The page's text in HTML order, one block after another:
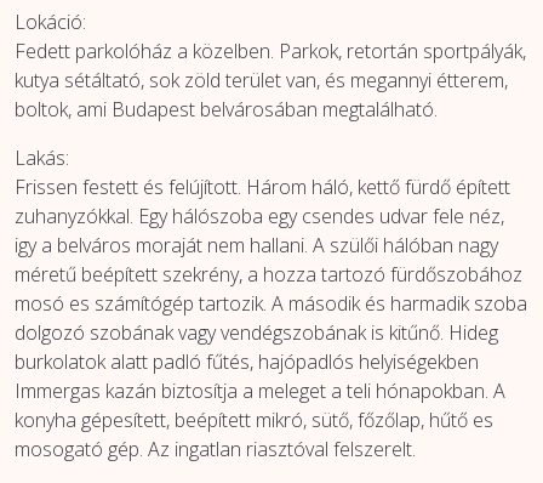
Lokáció:
Fedett parkolóház a közelben. Parkok, retortán sportpályák,
kutya sétáltató, sok zöld terület van, és megannyi étterem,
boltok, ami Budapest belvárosában megtalálható.
Lakás:
Frissen festett és felújított. Három háló, kettő fürdő épített
zuhanyzókkal. Egy hálószoba egy csendes udvar fele néz,
igy a belváros moraját nem hallani. A szülői hálóban nagy
méretű beépített szekrény, a hozza tartozó fürdőszobához
mosó es számítógép tartozik. A második és harmadik szoba
dolgozó szobának vagy vendégszobának is kitűnő. Hideg
burkolatok alatt padló fűtés, hajópadlós helyiségekben
Immergas kazán biztosítja a meleget a teli hónapokban. A
konyha gépesített, beépített mikró, sütő, főzőlap, hűtő es
mosogató gép. Az ingatlan riasztóval felszerelt.